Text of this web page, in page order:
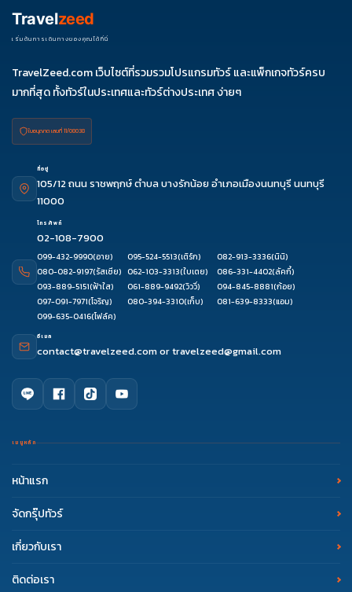
ทุกวัน ตลอด 24 ชั่วโมง
Travelzeed
เริ่มต้นการเดินทางของคุณได้ที่นี่
TravelZeed.com เว็บไซต์ที่รวมรวมโปรแกรมทัวร์ และแพ็กเกจทัวร์ครบ
มากที่สุด ทั้งทัวร์ในประเทศและทัวร์ต่างประเทศ ง่ายๆ
ใบอนุญาต เลขที่ 11/08038
ที่อยู่
105/12 ถนน ราชพฤกษ์ ตำบล บางรักน้อย อำเภอเมืองนนทบุรี นนทบุรี
11000
โทรศัพท์
02-108-7900
099-432-9990(อาย) 095-524-5513(เติร์ก) 082-913-3336(นินิ)
080-082-9197(รัสเซีย) 062-103-3313(ใบเตย) 086-331-4402(ลัคกี้)
093-889-5151(ฟ้าใส) 061-889-9492(วิววี่) 094-845-8881(ก้อย)
097-091-7971(โจริญ) 080-394-3310(เก็บ) 081-639-8333(แอม)
099-635-0416(โฟล์ค)
อีเมล
contact@travelzeed.comortravelzeed@gmail.com
เมนูหลัก
หน้าแรก
จัดกรุ๊ปทัวร์
เกี่ยวกับเรา
ติดต่อเรา